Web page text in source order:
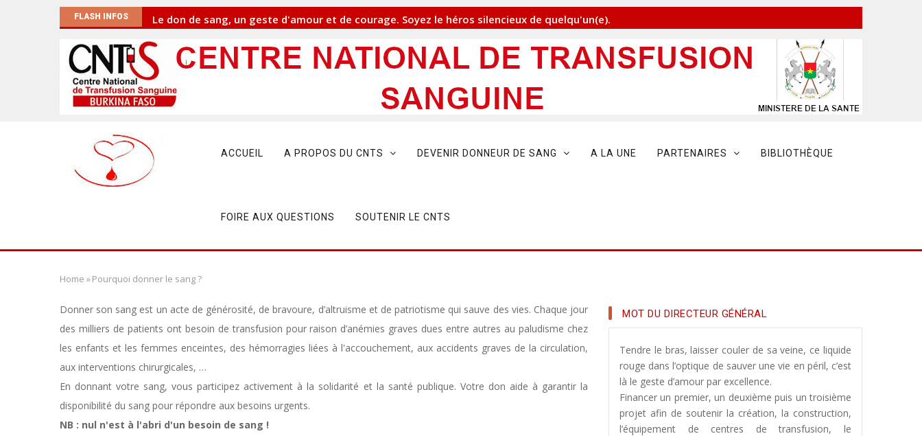
FLASH INFOS Le don de sang, un geste d'amour et de courage. Soyez le héros silencieux de quelqu'un(e).
navigation
ACCUEIL A PROPOS DU CNTS DEVENIR DONNEUR DE SANG A LA UNE PARTENAIRES BIBLIOTHÈQUE
FOIRE AUX QUESTIONS SOUTENIR LE CNTS
Breadcrumb
Home »Pourquoi donner le sang ?
Donner son sang est un acte de générosité, de bravoure, d’altruisme et depatriotisme qui sauve des vies. Chaque jour
des milliers de patients ont besoin de transfusion pourraison d’anémies graves dues entre autres au paludisme chez
les enfants et les femmes enceintes, des hémorragies liées à l'accouchement, aux accidents graves de la circulation,
aux interventions chirurgicales, …
En donnant votre sang, vous participez activement à la solidarité et la santé publique. Votre don aide à garantir la
disponibilité du sang pour répondre aux besoins urgents.
NB : nul n'est à l'abri d'un besoin de sang !
MOT DU DIRECTEUR GÉNÉRAL
Tendre le bras, laisser couler de sa veine, ce liquide
rouge dans l’optique de sauver une vie en péril, c’est
là le geste d’amour par excellence.
Financer un premier, un deuxième puis un troisième
projet afin de soutenir la création, la construction,
l’équipement de centres de transfusion, le